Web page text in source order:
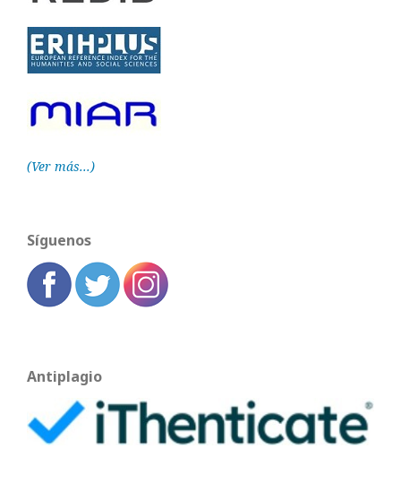
(Ver más...)
Síguenos
Antiplagio